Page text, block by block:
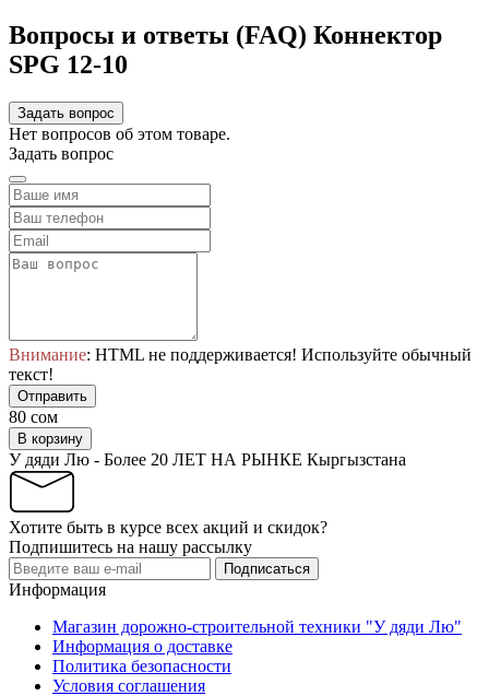
Вопросы и ответы (FAQ) Коннектор
SPG 12-10
Задать вопрос
Нет вопросов об этом товаре.
Задать вопрос
Внимание: HTML не поддерживается! Используйте обычный
текст!
Отправить
80 сом
В корзину
У дяди Лю - Более 20 ЛЕТ НА РЫНКЕ Кыргызстана
Хотите быть в курсе всех акций и скидок?
Подпишитесь на нашу рассылку
Подписаться
Информация
Магазин дорожно-строительной техники "У дяди Лю"
Информация о доставке
Политика безопасности
Условия соглашения